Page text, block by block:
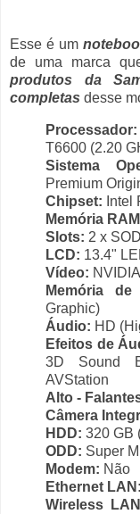
Esse é um
de uma marca
produtos da
completas desse
Processador:
T6600 (2.20
Sistema
Premium
Chipset: Intel
Memória
Slots: 2 x
LCD: 13.4"
Vídeo:
Memória de
Graphic)
Áudio: HD
Efeitos de
3D Sound
AVStation
Alto -
Câmera
HDD: 320 GB
ODD: Super
Modem: Não
Ethernet LAN:
Wireless